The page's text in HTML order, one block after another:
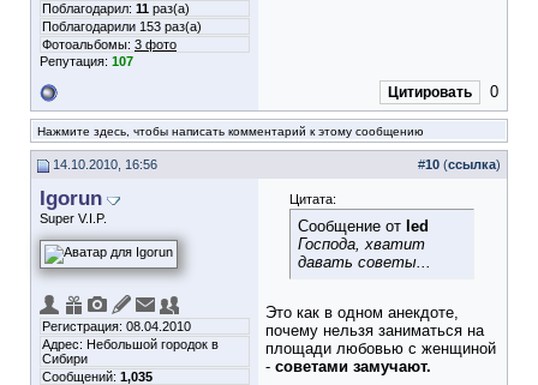
Поблагодарил: 11 раз(а)
Поблагодарили 153 раз(а)
Фотоальбомы: 3 фото
Репутация: 107
Цитировать 0
Нажмите здесь, чтобы написать комментарий к этому сообщению
14.10.2010, 16:56 #10 (ссылка)
Igorun
Super V.I.P.
Регистрация: 08.04.2010
Адрес: Небольшой городок в
Сибири
Сообщений: 1,035
Цитата:
Сообщение от led
Господа, хватит
давать советы...
Это как в одном анекдоте,
почему нельзя заниматься на
площади любовью с женщиной
- советами замучают.